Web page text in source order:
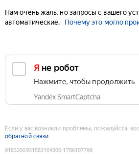
Нам очень жаль, но запросы с вашего
автоматические.
Почему это могло
Я не робот
Нажмите, чтобы продолжить
Yandex SmartCaptcha
Если у вас возникли проблемы, пожалуйста,
обратной связи
9183200931583104300:1786107799